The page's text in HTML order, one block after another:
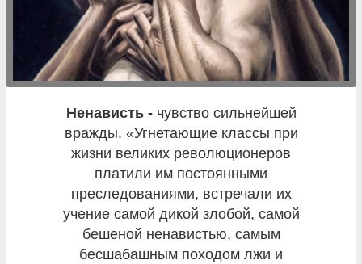
ненависть - чувство сильнейшей
вражды. «Угнетающие классы при
жизни великих революционеров
платили им постоянными
преследованиями, встречали их
учение самой дикой злобой, самой
бешеной ненавистью, самым
бесшабашным походом лжи и